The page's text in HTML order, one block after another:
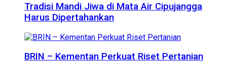
Tradisi Mandi Jiwa di Mata Air Cipujangga
Harus Dipertahankan
BRIN – Kementan Perkuat Riset Pertanian